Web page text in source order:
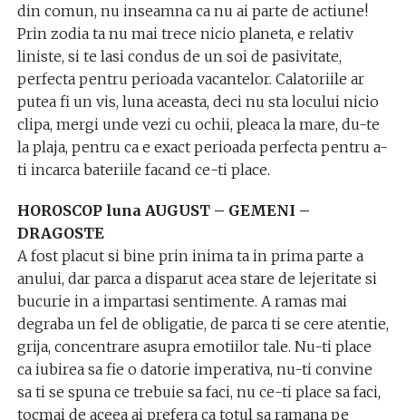
din comun, nu inseamna ca nu ai parte de actiune!
Prin zodia ta nu mai trece nicio planeta, e relativ
liniste, si te lasi condus de un soi de pasivitate,
perfecta pentru perioada vacantelor. Calatoriile ar
putea fi un vis, luna aceasta, deci nu sta locului nicio
clipa, mergi unde vezi cu ochii, pleaca la mare, du-te
la plaja, pentru ca e exact perioada perfecta pentru a-
ti incarca bateriile facand ce-ti place.
HOROSCOP luna AUGUST – GEMENI –
DRAGOSTE
A fost placut si bine prin inima ta in prima parte a
anului, dar parca a disparut acea stare de lejeritate si
bucurie in a impartasi sentimente. A ramas mai
degraba un fel de obligatie, de parca ti se cere atentie,
grija, concentrare asupra emotiilor tale. Nu-ti place
ca iubirea sa fie o datorie imperativa, nu-ti convine
sa ti se spuna ce trebuie sa faci, nu ce-ti place sa faci,
tocmai de aceea ai prefera ca totul sa ramana pe